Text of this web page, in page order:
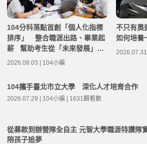
104分科落點首創「個人化指標
排序」 整合職涯出路、畢業起
薪 幫助考生從「未來發展」選
填關鍵志願
2026.08.03 | 104小編
不只有奧
如何培養
104攜手臺北市立大學 深化人才培育合作
2026.07.29 | 104小編 | 1631觀看數
從募款到辦營隊全自主 元智大學職涯特讚隊
陪孩子追夢